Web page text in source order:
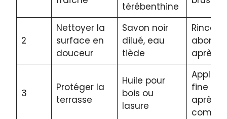
térébenthine
2
Nettoyer la
surface en
douceur
Savon noir
dilué, eau
tiède
Rincer
après
3
Protéger la
terrasse
Huile pour
bois ou
lasure
fine
après